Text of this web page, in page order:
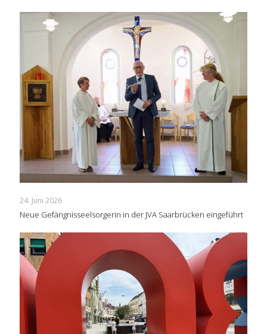
24. Juni 2026
Neue Gefängnisseelsorgerin in der JVA Saarbrücken eingeführt